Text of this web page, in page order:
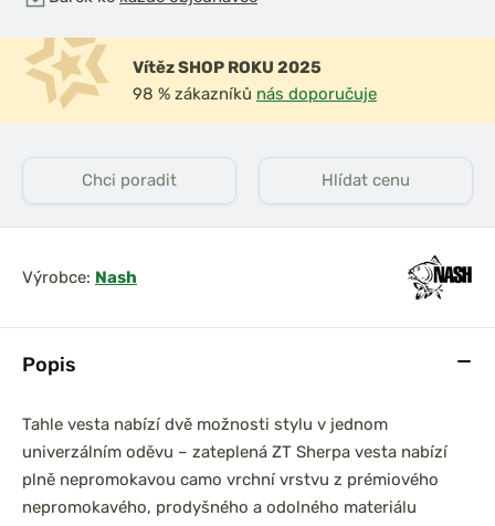
Popis
Tahle vesta nabízí dvě možnosti stylu v jednom
univerzálním oděvu – zateplená ZT Sherpa vesta nabízí
plně nepromokavou camo vrchní vrstvu z prémiového
nepromokavého, prodyšného a odolného materiálu
Vítěz SHOP ROKU 2025
98 % zákazníků nás doporučuje
Chci poradit Hlídat cenu
Výrobce: Nash